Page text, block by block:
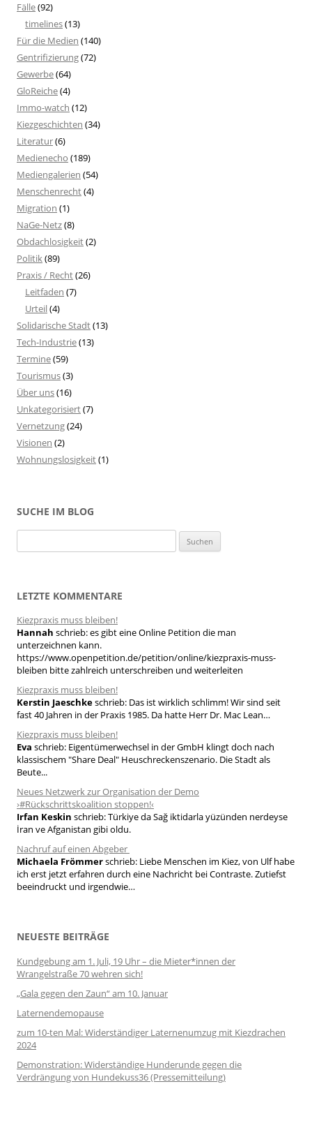
Fälle(92)
timelines(13)
Für die Medien (140)
Gentrifizierung(72)
Gewerbe(64)
GloReiche(4)
Immo-watch (12)
Kiezgeschichten (34)
Literatur(6)
Medienecho (189)
Mediengalerien (54)
Menschenrecht(4)
Migration (1)
NaGe-Netz(8)
Obdachlosigkeit(2)
Politik(89)
Praxis / Recht(26)
Leitfaden (7)
Urteil(4)
Solidarische Stadt(13)
Tech-Industrie(13)
Termine(59)
Tourismus(3)
Über uns(16)
Unkategorisiert(7)
Vernetzung(24)
Visionen (2)
Wohnungslosigkeit(1)
SUCHE IM BLOG
u
n
n
a
c
h
:
LETZTE KOMMENTARE
Kiezpraxis muss bleiben!
Hannah schrieb:es gibt eine Online Petition die man
unterzeichnen kann.
https://www.openpetition.de/petition/online/kiezpraxis-muss-
bleiben bitte zahlreich unterschreiben und weiterleiten
Kiezpraxis muss bleiben!
Kerstin Jaeschkeschrieb: Das ist wirklich schlimm! Wir sind seit
fast 40 Jahren in der Praxis 1985. Da hatte Herr Dr. Mac Lean…
Kiezpraxis muss bleiben!
Eva schrieb: Eigentümerwechsel in der GmbH klingt doch nach
klassischem "Share Deal" Heuschreckenszenario. Die Stadt als
Beute...
Neues Netzwerk zur Organisation der Demo
›#Rückschrittskoalition stoppen!‹
Irfan Keskin schrieb:Türkiye da Sağ iktidarla yüzünden nerdeyse
İran ve Afganistan gibi oldu.
Nachruf auf einen Abgeber
Michaela Frömmerschrieb: Liebe Menschen im Kiez, von Ulf habe
ich erst jetzt erfahren durch eine Nachricht bei Contraste. Zutiefst
beeindruckt und irgendwie…
NEUESTE BEITRÄGE
Kundgebung am 1. Juli, 19 Uhr – die Mieter*innen der
Wrangelstraße 70 wehren sich!
„Gala gegen den Zaun“ am 10. Januar
Laternendemopause
zum 10-ten Mal: Widerständiger Laternenumzug mit Kiezdrachen
2024
Demonstration: Widerständige Hunderunde gegen die
Verdrängung von Hundekuss36 (Pressemitteilung)